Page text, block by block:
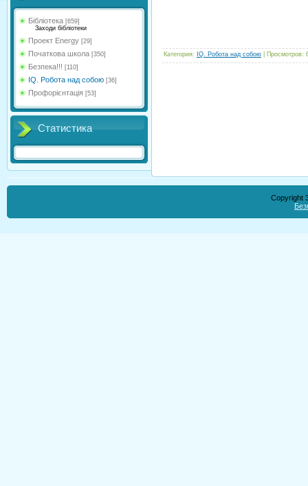
Бібліотека [659]
Заходи бібліотеки
Проект Energy [29]
Початкова школа [350]
Безпека!!! [110]
IQ. Робота над собою [36]
Профорієнтація [53]
Статистика
Категория: IQ. Робота над собою Просмотров:
Copyright